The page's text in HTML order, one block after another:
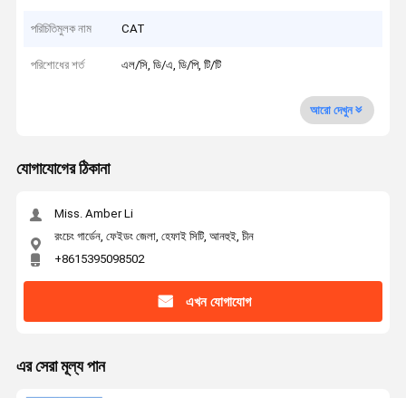
পরিচিতিমুলক নাম CAT
পরিশোধের শর্ত এল/সি, ডি/এ, ডি/পি, টি/টি
আরো দেখুন
যোগাযোগের ঠিকানা
Miss. Amber Li
রংচেং গার্ডেন, ফেইডং জেলা, হেফাই সিটি, আনহুই, চীন
+8615395098502
এখন যোগাযোগ
এর সেরা মূল্য পান